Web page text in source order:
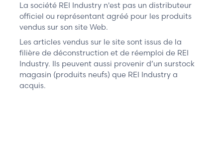
La société REI Industry n'est pas un distributeur
officiel ou représentant agréé pour les produits
vendus sur son site Web.
Les articles vendus sur le site sont issus de la
filière de déconstruction et de réemploi de REI
Industry. Ils peuvent aussi provenir d’un surstock
magasin (produits neufs) que REI Industry a
acquis.